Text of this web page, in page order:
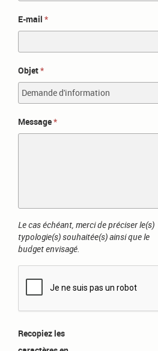
E-mail
Objet
Message
Le cas échéant, merci de préciser le(s)
typologie(s) souhaitée(s) ainsi que le
budget envisagé.
Recopiez les